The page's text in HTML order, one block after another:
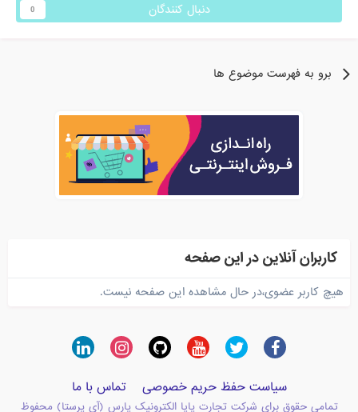
دنبال کنندگان
برو به فهرست موضوع ها
کاربران آنلاین در این صفحه
هیچ کاربر عضوی،در حال مشاهده این صفحه نیست.
سیاست حفظ حریم خصوصی تماس با ما
تمامی حقوق برای شرکت تجارت پایا الکترونیک پارس (آی پرستا) محفوظ